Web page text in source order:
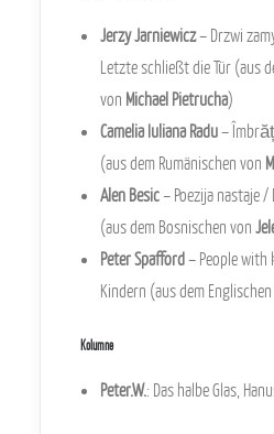
Jerzy Jarniewicz– Drzwi
Letzte schließt die Tür (aus
von Michael Pietrucha)
Camelia Iuliana Radu–
(aus dem Rumänischen von
Alen Besic– Poezija nastaje
(aus dem Bosnischen von
Peter Spafford– People
Kindern (aus dem
Kolumne
Peter.W.: Das halbe Glas,